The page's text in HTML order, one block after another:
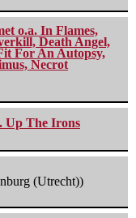
o.a. In Flames,
Death Angel,
For An Autopsy,
Necrot
Up The Irons
(Utrecht))